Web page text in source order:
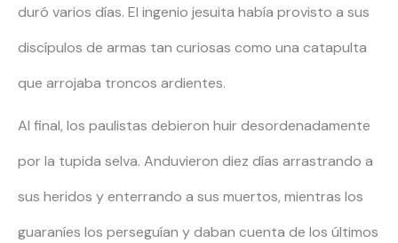
duró varios días. El ingenio jesuita había provisto a sus
discípulos de armas tan curiosas como una catapulta
que arrojaba troncos ardientes.
Al final, los paulistas debieron huir desordenadamente
por la tupida selva. Anduvieron diez días arrastrando a
sus heridos y enterrando a sus muertos, mientras los
guaraníes los perseguían y daban cuenta de los últimos